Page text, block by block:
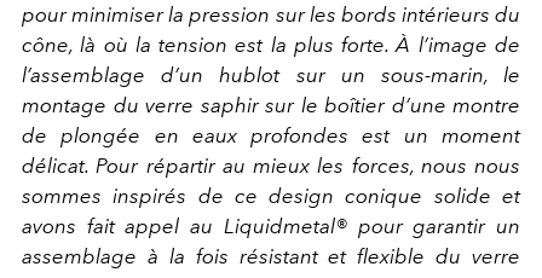
pour minimiser la pression sur les bords intérieurs du
cône, là où la tension est la plus forte. À l’image de
l’assemblage d’un hublot sur un sous-marin, le
montage du verre saphir sur le boîtier d’une montre
de plongée en eaux profondes est un moment
délicat. Pour répartir au mieux les forces, nous nous
sommes inspirés de ce design conique solide et
avons fait appel au Liquidmetal® pour garantir un
assemblage à la fois résistant et flexible du verre